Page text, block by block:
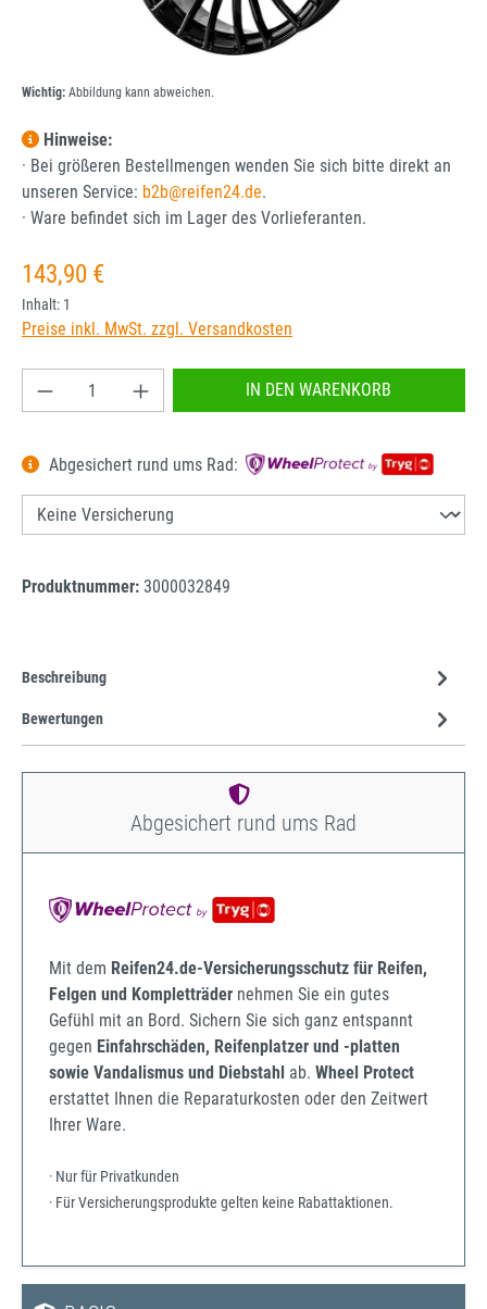
Wichtig: Abbildung kann abweichen.
Hinweise:
· Bei größeren Bestellmengen wenden Sie sich bitte direkt an
unseren Service: b2b@reifen24.de.
· Ware befindet sich im Lager des Vorlieferanten.
Regulärer Preis:
143,90 €
Inhalt: 1
Preise inkl. MwSt. zzgl. Versandkosten
Produkt Anzahl: Gib den gewünschten Wert
IN DEN WARENKORB
Abgesichert rund ums Rad:
Produktnummer: 3000032849
Beschreibung
Bewertungen
Abgesichert rund ums Rad
Mit dem Reifen24.de-Versicherungsschutz für Reifen,
Felgen und Kompletträder nehmen Sie ein gutes
Gefühl mit an Bord. Sichern Sie sich ganz entspannt
gegen Einfahrschäden, Reifenplatzer und -platten
sowie Vandalismus und Diebstahl ab. Wheel Protect
erstattet Ihnen die Reparaturkosten oder den Zeitwert
Ihrer Ware.
· Nur für Privatkunden
· Für Versicherungsprodukte gelten keine Rabattaktionen.